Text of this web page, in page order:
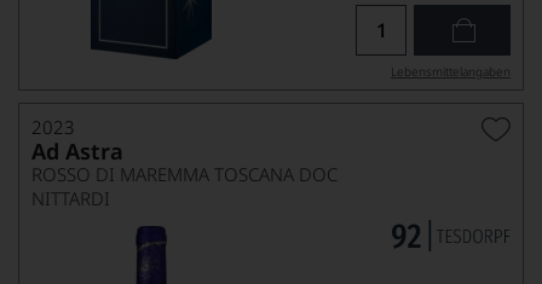
Lebensmittel­angaben
2023
Ad Astra
ROSSO DI MAREMMA TOSCANA DOC
NITTARDI